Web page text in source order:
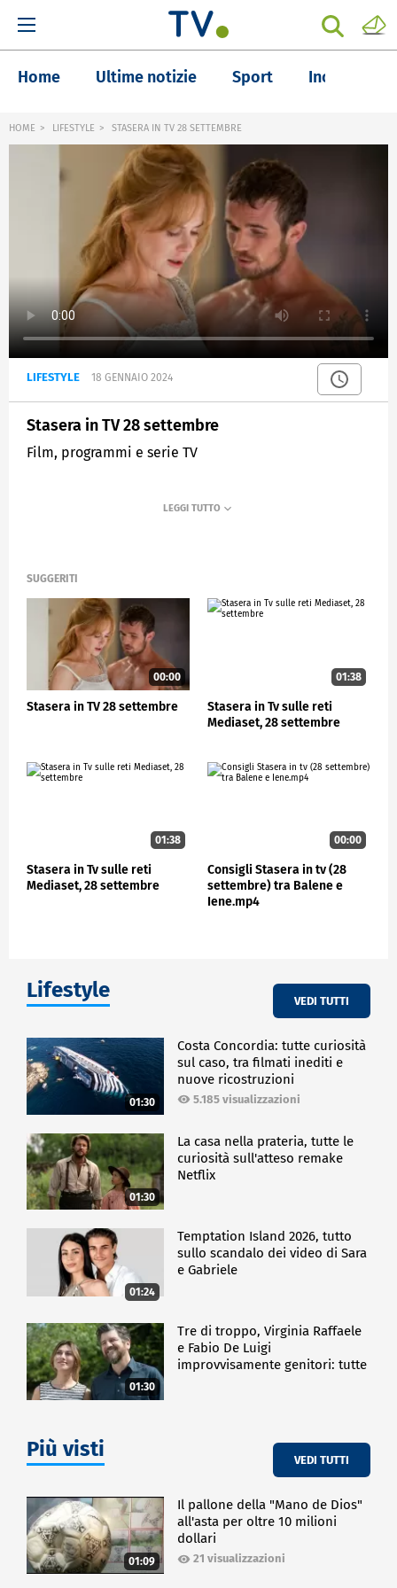
Home Ultime notizie Sport Inchieste
HOME LIFESTYLE STASERA IN TV 28 SETTEMBRE
LIFESTYLE 18 GENNAIO 2024
Stasera in TV 28 settembre
Film, programmi e serie TV
SUGGERITI
00:00
Stasera in TV 28 settembre
01:38
Stasera in Tv sulle reti
Mediaset, 28 settembre
01:38
Stasera in Tv sulle reti
Mediaset, 28 settembre
00:00
Consigli Stasera in tv (28
settembre) tra Balene e
Iene.mp4
Lifestyle VEDI TUTTI
01:30
Costa Concordia: tutte curiosità
sul caso, tra filmati inediti e
nuove ricostruzioni
5.185 visualizzazioni
01:30
La casa nella prateria, tutte le
curiosità sull'atteso remake
Netflix
01:24
Temptation Island 2026, tutto
sullo scandalo dei video di Sara
e Gabriele
01:30
Tre di troppo, Virginia Raffaele
e Fabio De Luigi
improvvisamente genitori: tutte
Più visti VEDI TUTTI
01:09
Il pallone della "Mano de Dios"
all'asta per oltre 10 milioni
dollari
21 visualizzazioni